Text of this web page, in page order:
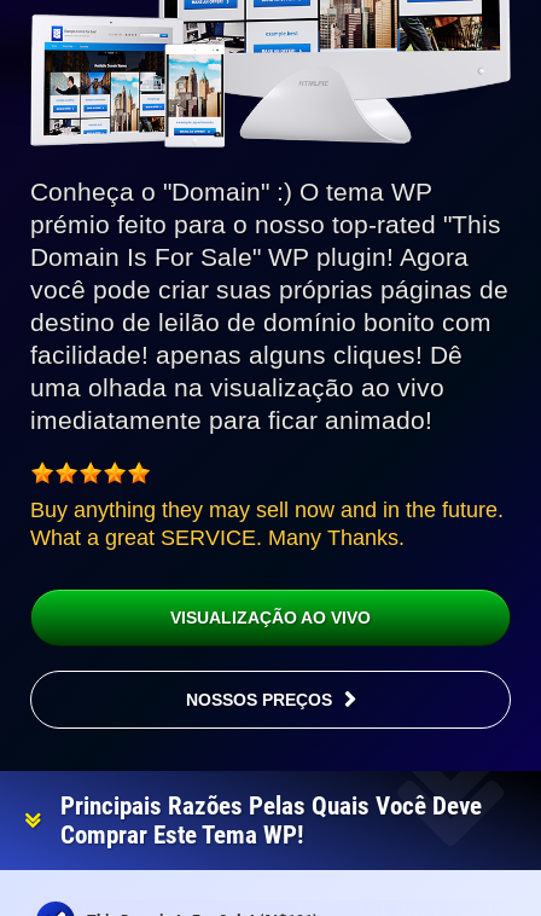
Conheça o "Domain" :) O tema WP
prémio feito para o nosso top-rated "This
Domain Is For Sale" WP plugin! Agora
você pode criar suas próprias páginas de
destino de leilão de domínio bonito com
facilidade! apenas alguns cliques! Dê
uma olhada na visualização ao vivo
imediatamente para ficar animado!
Buy anything they may sell now and in the future.
What a great SERVICE. Many Thanks.
VISUALIZAÇÃO AO VIVO
NOSSOS PREÇOS
Principais Razões Pelas Quais Você Deve
Comprar Este Tema WP!